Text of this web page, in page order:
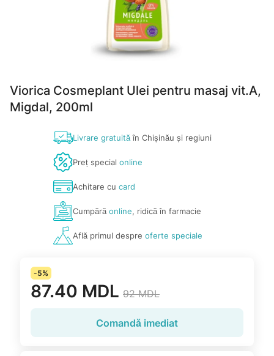
Viorica Cosmeplant Ulei pentru masaj vit.A,
Migdal, 200ml
Livrare gratuităîn Chișinău și regiuni
Preț special online
Achitare cu card
Cumpărăonline, ridică în farmacie
Află primul despre oferte speciale
-5%
87.40 MDL 92 MDL
Comandă imediat